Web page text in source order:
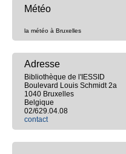
Météo
la météo à Bruxelles
Adresse
Bibliothèque de l'IESSID
Boulevard Louis Schmidt 2a
1040 Bruxelles
Belgique
02/629.04.08
contact